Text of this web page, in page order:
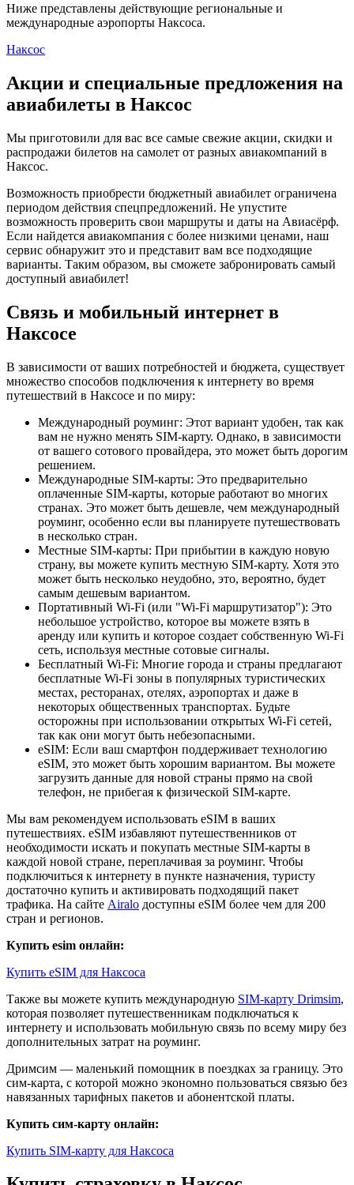
Ниже представлены действующие региональные и
международные аэропорты Наксоса.
Наксос
Акции и специальные предложения на
авиабилеты в Наксос
Мы приготовили для вас все самые свежие акции, скидки и
распродажи билетов на самолет от разных авиакомпаний в
Наксос.
Возможность приобрести бюджетный авиабилет ограничена
периодом действия спецпредложений. Не упустите
возможность проверить свои маршруты и даты на Авиасёрф.
Если найдется авиакомпания с более низкими ценами, наш
сервис обнаружит это и представит вам все подходящие
варианты. Таким образом, вы сможете забронировать самый
доступный авиабилет!
Связь и мобильный интернет в
Наксосе
В зависимости от ваших потребностей и бюджета, существует
множество способов подключения к интернету во время
путешествий в Наксосе и по миру:
Международный роуминг: Этот вариант удобен, так как
вам не нужно менять SIM-карту. Однако, в зависимости
от вашего сотового провайдера, это может быть дорогим
решением.
Международные SIM-карты: Это предварительно
оплаченные SIM-карты, которые работают во многих
странах. Это может быть дешевле, чем международный
роуминг, особенно если вы планируете путешествовать
в несколько стран.
Местные SIM-карты: При прибытии в каждую новую
страну, вы можете купить местную SIM-карту. Хотя это
может быть несколько неудобно, это, вероятно, будет
самым дешевым вариантом.
Портативный Wi-Fi (или "Wi-Fi маршрутизатор"): Это
небольшое устройство, которое вы можете взять в
аренду или купить и которое создает собственную Wi-Fi
сеть, используя местные сотовые сигналы.
Бесплатный Wi-Fi: Многие города и страны предлагают
бесплатные Wi-Fi зоны в популярных туристических
местах, ресторанах, отелях, аэропортах и даже в
некоторых общественных транспортах. Будьте
осторожны при использовании открытых Wi-Fi сетей,
так как они могут быть небезопасными.
eSIM: Если ваш смартфон поддерживает технологию
eSIM, это может быть хорошим вариантом. Вы можете
загрузить данные для новой страны прямо на свой
телефон, не прибегая к физической SIM-карте.
Мы вам рекомендуем использовать eSIM в ваших
путешествиях. eSIM избавляют путешественников от
необходимости искать и покупать местные SIM-карты в
каждой новой стране, переплачивая за роуминг. Чтобы
подключиться к интернету в пункте назначения, туристу
достаточно купить и активировать подходящий пакет
трафика. На сайте Airalo доступны eSIM более чем для 200
стран и регионов.
Купить esim онлайн:
Купить eSIM для Наксоса
Также вы можете купить международную SIM-карту Drimsim,
которая позволяет путешественникам подключаться к
интернету и использовать мобильную связь по всему миру без
дополнительных затрат на роуминг.
Дримсим — маленький помощник в поездках за границу. Это
сим-карта, с которой можно экономно пользоваться связью без
навязанных тарифных пакетов и абонентской платы.
Купить сим-карту онлайн:
Купить SIM-карту для Наксоса